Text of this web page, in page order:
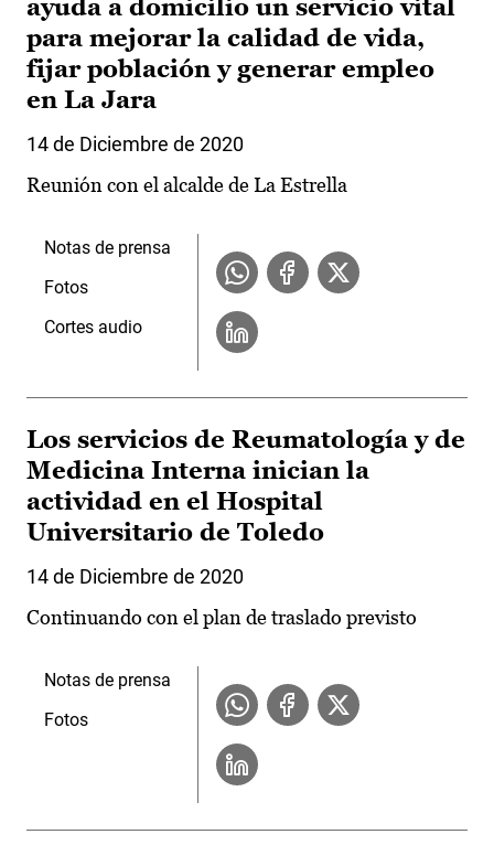
ayuda a domicilio un servicio vital
para mejorar la calidad de vida,
fijar población y generar empleo
en La Jara
14 de Diciembre de 2020
Reunión con el alcalde de La Estrella
Notas de prensa
Fotos
Cortes audio
Los servicios de Reumatología y de
Medicina Interna inician la
actividad en el Hospital
Universitario de Toledo
14 de Diciembre de 2020
Continuando con el plan de traslado previsto
Notas de prensa
Fotos